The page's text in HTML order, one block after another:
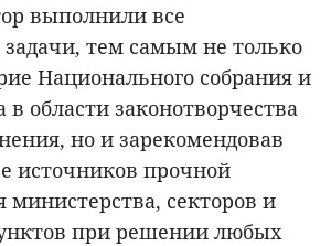
выполнили все
тем самым не только
Национального собрания и
в области законотворчества
но и зарекомендовав
источников прочной
министерства, секторов и
при решении любых